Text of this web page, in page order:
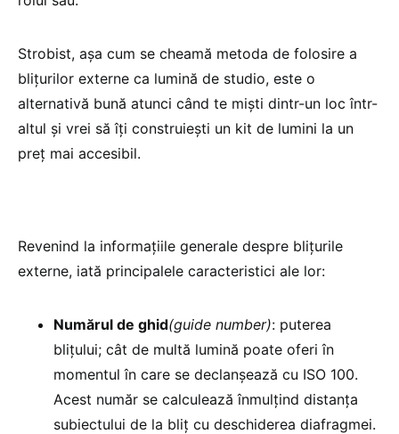
Strobist, așa cum se cheamă metoda de folosire a
blițurilor externe ca lumină de studio, este o
alternativă bună atunci când te miști dintr-un loc într-
altul și vrei să îți construiești un kit de lumini la un
preț mai accesibil.
Revenind la informațiile generale despre blițurile
externe, iată principalele caracteristici ale lor:
Numărul de ghid(guide number): puterea
blițului; cât de multă lumină poate oferi în
momentul în care se declanșează cu ISO 100.
Acest număr se calculează înmulțind distanța
subiectului de la bliț cu deschiderea diafragmei.